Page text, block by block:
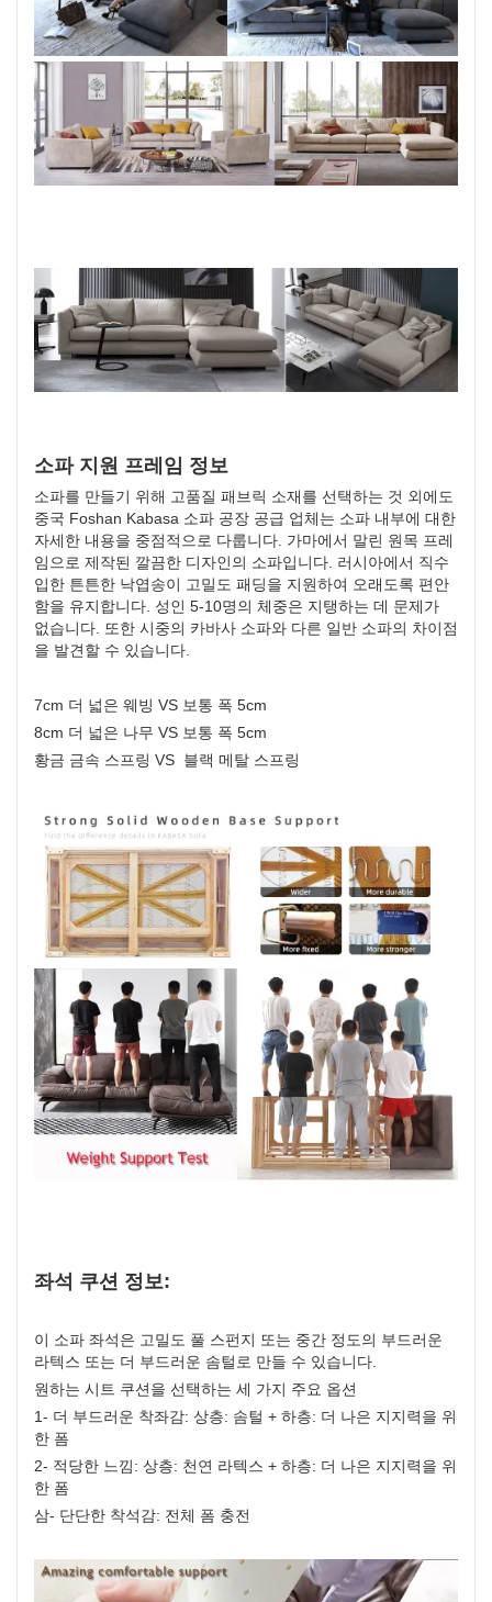
소파 지원 프레임 정보
소파를 만들기 위해 고품질 패브릭 소재를 선택하는 것 외에도
중국 Foshan Kabasa 소파 공장 공급 업체는 소파 내부에 대한
자세한 내용을 중점적으로 다룹니다. 가마에서 말린 원목 프레
임으로 제작된 깔끔한 디자인의 소파입니다. 러시아에서 직수
입한 튼튼한 낙엽송이 고밀도 패딩을 지원하여 오래도록 편안
함을 유지합니다. 성인 5-10명의 체중은 지탱하는 데 문제가
없습니다. 또한 시중의 카바사 소파와 다른 일반 소파의 차이점
을 발견할 수 있습니다.
7cm 더 넓은 웨빙 VS 보통 폭 5cm
8cm 더 넓은 나무 VS 보통 폭 5cm
황금 금속 스프링 VS 블랙 메탈 스프링
좌석 쿠션 정보:
이 소파 좌석은 고밀도 풀 스펀지 또는 중간 정도의 부드러운
라텍스 또는 더 부드러운 솜털로 만들 수 있습니다.
원하는 시트 쿠션을 선택하는 세 가지 주요 옵션
1- 더 부드러운 착좌감: 상층: 솜털 + 하층: 더 나은 지지력을 위
한 폼
2- 적당한 느낌: 상층: 천연 라텍스 + 하층: 더 나은 지지력을 위
한 폼
삼- 단단한 착석감: 전체 폼 충전